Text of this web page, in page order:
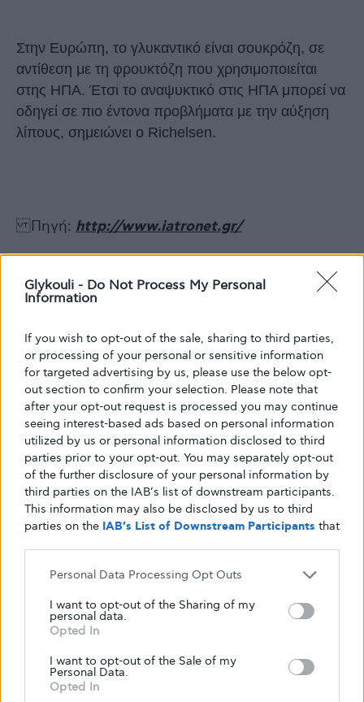
Glykouli - Do Not Process My Personal
Information
If you wish to opt-out of the sale, sharing to third parties,
or processing of your personal or sensitive information
for targeted advertising by us, please use the below opt-
out section to confirm your selection. Please note that
after your opt-out request is processed you may continue
seeing interest-based ads based on personal information
utilized by us or personal information disclosed to third
parties prior to your opt-out. You may separately opt-out
of the further disclosure of your personal information by
third parties on the IAB’s list of downstream participants.
This information may also be disclosed by us to third
parties on the IAB’s List of Downstream Participants that
Personal Data Processing Opt Outs
I want to opt-out of the Sharing of my
personal data.
Opted In
I want to opt-out of the Sale of my
Personal Data.
Opted In
Στην Ευρώπη, το γλυκαντικό είναι σουκρόζη, σε
αντίθεση με τη φρουκτόζη που χρησιμοποιείται
στης ΗΠΑ. Έτσι το αναψυκτικό στις ΗΠΑ μπορεί να
οδηγεί σε πιο έντονα προβλήματα με την αύξηση
λίπους, σημειώνει ο Richelsen.
Πηγή: http://www.iatronet.gr/
Share Tweet
Glykouli